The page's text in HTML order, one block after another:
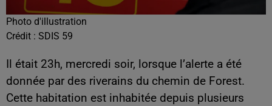
Photo d'illustration
Crédit : SDIS 59
Il était 23h, mercredi soir, lorsque l’alerte a été
donnée par des riverains du chemin de Forest.
Cette habitation est inhabitée depuis plusieurs